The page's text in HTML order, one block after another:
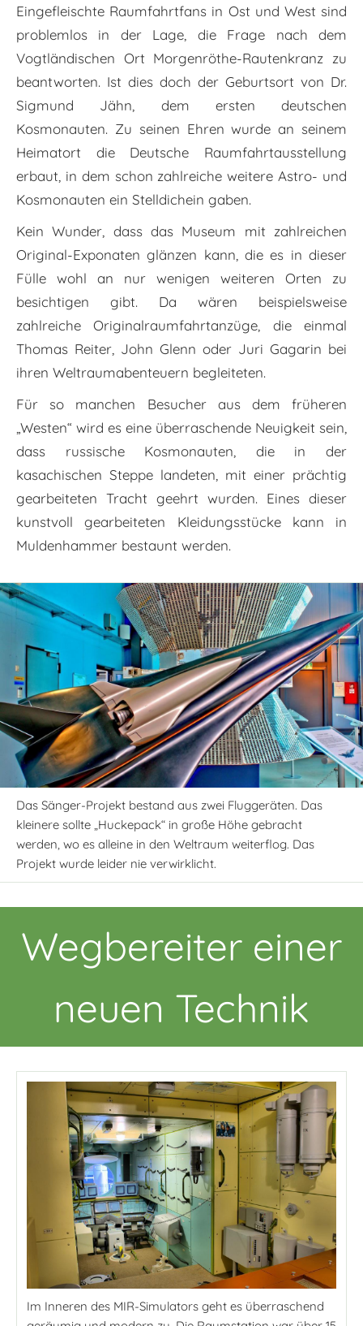
Eingefleischte Raumfahrtfans in Ost und West sind
problemlos in der Lage, die Frage nach dem
Vogtländischen Ort Morgenröthe-Rautenkranz zu
beantworten. Ist dies doch der Geburtsort von Dr.
Sigmund Jähn, dem ersten deutschen
Kosmonauten. Zu seinen Ehren wurde an seinem
Heimatort die Deutsche Raumfahrtausstellung
erbaut, in dem schon zahlreiche weitere Astro- und
Kosmonauten ein Stelldichein gaben.
Kein Wunder, dass das Museum mit zahlreichen
Original-Exponaten glänzen kann, die es in dieser
Fülle wohl an nur wenigen weiteren Orten zu
besichtigen gibt. Da wären beispielsweise
zahlreiche Originalraumfahrtanzüge, die einmal
Thomas Reiter, John Glenn oder Juri Gagarin bei
ihren Weltraumabenteuern begleiteten.
Für so manchen Besucher aus dem früheren
„Westen“ wird es eine überraschende Neuigkeit sein,
dass russische Kosmonauten, die in der
kasachischen Steppe landeten, mit einer prächtig
gearbeiteten Tracht geehrt wurden. Eines dieser
kunstvoll gearbeiteten Kleidungsstücke kann in
Muldenhammer bestaunt werden.
Das Sänger-Projekt bestand aus zwei Fluggeräten. Das
kleinere sollte „Huckepack“ in große Höhe gebracht
werden, wo es alleine in den Weltraum weiterflog. Das
Projekt wurde leider nie verwirklicht.
Wegbereiter einer
neuen Technik
Im Inneren des MIR-Simulators geht es überraschend